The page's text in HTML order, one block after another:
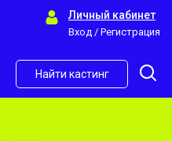
Личный кабинет
Вход / Регистрация
Найти кастинг